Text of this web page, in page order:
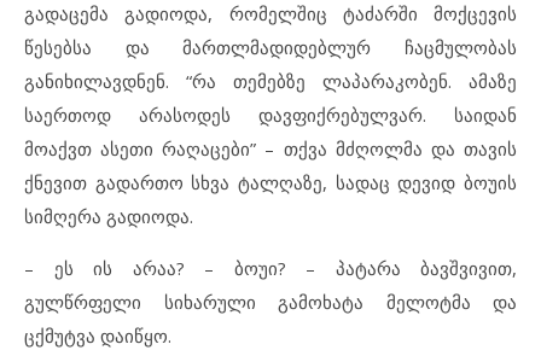
გადაცემა გადიოდა, რომელშიც ტაძარში მოქცევის
წესებსა და მართლმადიდებლურ ჩაცმულობას
განიხილავდნენ. “რა თემებზე ლაპარაკობენ. ამაზე
საერთოდ არასოდეს დავფიქრებულვარ. საიდან
მოაქვთ ასეთი რაღაცები” – თქვა მძღოლმა და თავის
ქნევით გადართო სხვა ტალღაზე, სადაც დევიდ ბოუის
სიმღერა გადიოდა.
– ეს ის არაა? – ბოუი? – პატარა ბავშვივით,
გულწრფელი სიხარული გამოხატა მელოტმა და
ცქმუტვა დაიწყო.